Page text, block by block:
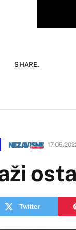
SHARE.
Twitter